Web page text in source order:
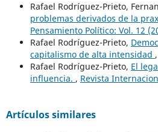
Rafael Rodríguez-Prieto,
problemas derivados de la
Pensamiento Político: Vol. 12
Rafael Rodríguez-Prieto,
capitalismo de alta intensidad ,
Rafael Rodríguez-Prieto, El
influencia. , Revista
Artículos similares